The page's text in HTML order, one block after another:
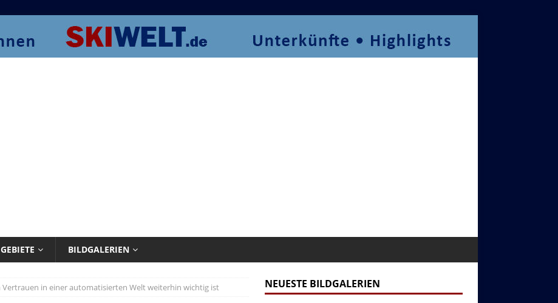
BILDGALERIEN
Vertrauen in einer automatisierten Welt weiterhin wichtig ist NEUESTE BILDGALERIEN